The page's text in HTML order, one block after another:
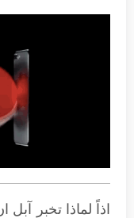
اذاً لماذا تخبر